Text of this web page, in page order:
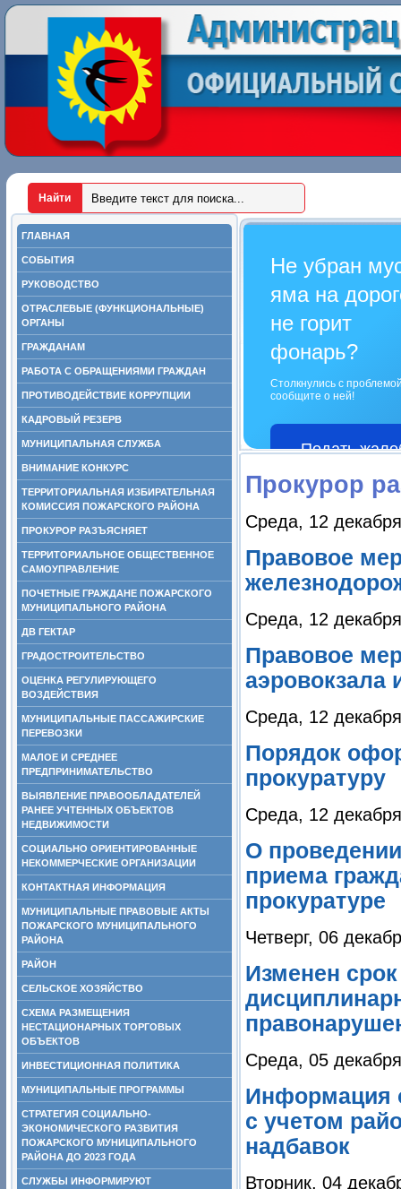
ГЛАВНАЯ
СОБЫТИЯ
РУКОВОДСТВО
ОТРАСЛЕВЫЕ (ФУНКЦИОНАЛЬНЫЕ)
ОРГАНЫ
ГРАЖДАНАМ
РАБОТА С ОБРАЩЕНИЯМИ ГРАЖДАН
ПРОТИВОДЕЙСТВИЕ КОРРУПЦИИ
КАДРОВЫЙ РЕЗЕРВ
МУНИЦИПАЛЬНАЯ СЛУЖБА
ВНИМАНИЕ КОНКУРС
ТЕРРИТОРИАЛЬНАЯ ИЗБИРАТЕЛЬНАЯ
КОМИССИЯ ПОЖАРСКОГО РАЙОНА
ПРОКУРОР РАЗЪЯСНЯЕТ
ТЕРРИТОРИАЛЬНОЕ ОБЩЕСТВЕННОЕ
САМОУПРАВЛЕНИЕ
ПОЧЕТНЫЕ ГРАЖДАНЕ ПОЖАРСКОГО
МУНИЦИПАЛЬНОГО РАЙОНА
ДВ ГЕКТАР
ГРАДОСТРОИТЕЛЬСТВО
ОЦЕНКА РЕГУЛИРУЮЩЕГО
ВОЗДЕЙСТВИЯ
МУНИЦИПАЛЬНЫЕ ПАССАЖИРСКИЕ
ПЕРЕВОЗКИ
МАЛОЕ И СРЕДНЕЕ
ПРЕДПРИНИМАТЕЛЬСТВО
ВЫЯВЛЕНИЕ ПРАВООБЛАДАТЕЛЕЙ
РАНЕЕ УЧТЕННЫХ ОБЪЕКТОВ
НЕДВИЖИМОСТИ
СОЦИАЛЬНО ОРИЕНТИРОВАННЫЕ
НЕКОММЕРЧЕСКИЕ ОРГАНИЗАЦИИ
КОНТАКТНАЯ ИНФОРМАЦИЯ
МУНИЦИПАЛЬНЫЕ ПРАВОВЫЕ АКТЫ
ПОЖАРСКОГО МУНИЦИПАЛЬНОГО
РАЙОНА
РАЙОН
СЕЛЬСКОЕ ХОЗЯЙСТВО
СХЕМА РАЗМЕЩЕНИЯ
НЕСТАЦИОНАРНЫХ ТОРГОВЫХ
ОБЪЕКТОВ
ИНВЕСТИЦИОННАЯ ПОЛИТИКА
МУНИЦИПАЛЬНЫЕ ПРОГРАММЫ
СТРАТЕГИЯ СОЦИАЛЬНО-
ЭКОНОМИЧЕСКОГО РАЗВИТИЯ
ПОЖАРСКОГО МУНИЦИПАЛЬНОГО
РАЙОНА ДО 2023 ГОДА
СЛУЖБЫ ИНФОРМИРУЮТ
Не убран
яма на
не горит
фонарь?
Столкнулись с
сообщите о ней!
Подать
Прокурор
Среда, 12
Правовое
Среда, 12
Правовое
аэровокзала
Среда, 12
Порядок
прокуратуру
Среда, 12
О
приема
прокуратуре
Четверг, 06
Изменен
Среда, 05
Информация
с учетом
надбавок
Вторник, 04